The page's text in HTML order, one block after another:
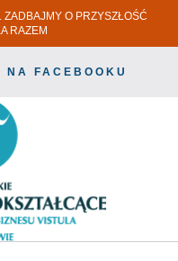
O PRZYSZŁOŚĆ
RAZEM
FACEBOOKU